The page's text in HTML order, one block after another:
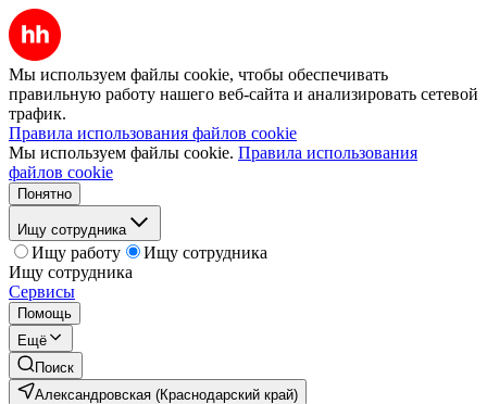
Мы используем файлы cookie, чтобы обеспечивать
правильную работу нашего веб-сайта и анализировать сетевой
трафик.
Правила использования файлов cookie
Мы используем файлы cookie. Правила использования
файлов cookie
Понятно
Ищу сотрудника
Ищу работу
Ищу сотрудника
Ищу сотрудника
Сервисы
Помощь
Ещё
Поиск
Александровская (Краснодарский край)